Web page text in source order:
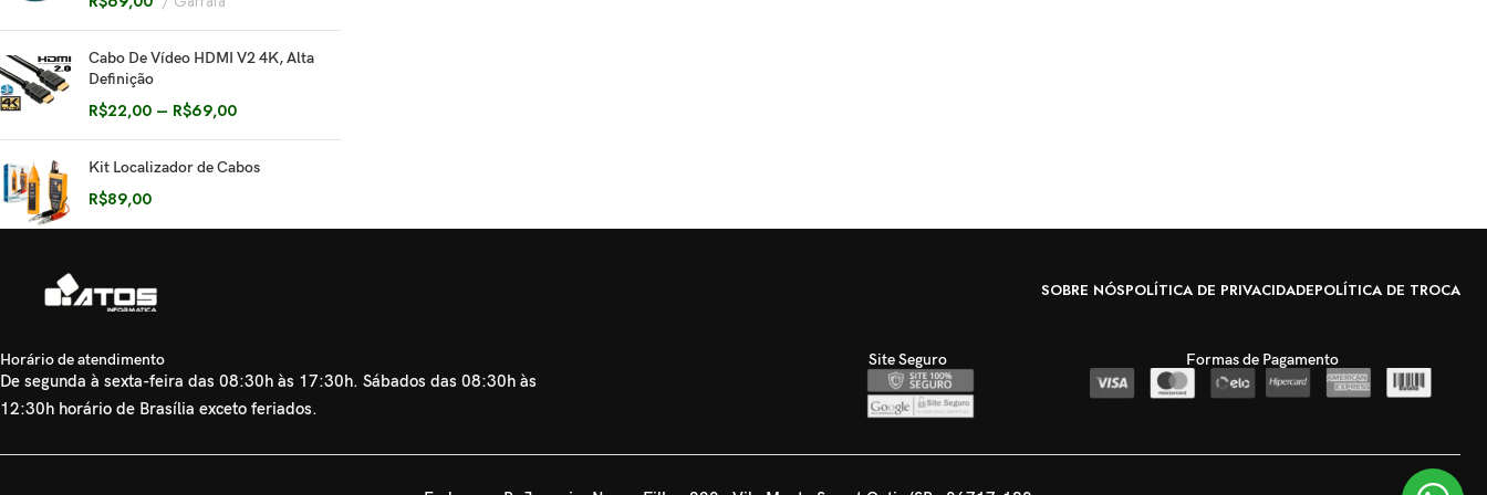
Cabo De Vídeo HDMI V2 4K, Alta
Definição
R$22,00 – R$69,00
Kit Localizador de Cabos
R$89,00
SOBRE NÓSPOLÍTICA DE PRIVACIDADEPOLÍTICA DE TROCA
Horário de atendimento
De segunda à sexta-feira das 08:30h às 17:30h. Sábados das 08:30h às
12:30h horário de Brasília exceto feriados.
Site Seguro Formas de Pagamento